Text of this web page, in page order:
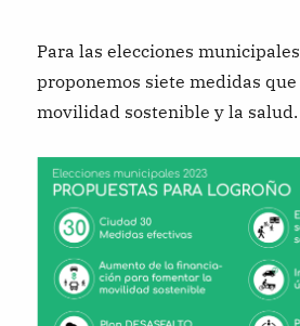
Para las elecciones
proponemos siete medidas
movilidad sostenible y la salud.